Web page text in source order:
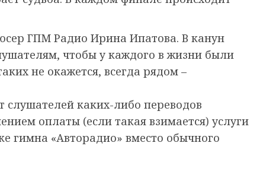
ГПМ Радио Ирина Ипатова. В канун
чтобы у каждого в жизни были
не окажется, всегда рядом –
слушателей каких-либо переводов
оплаты (если такая взимается) услуги
гимна «Авторадио» вместо обычного